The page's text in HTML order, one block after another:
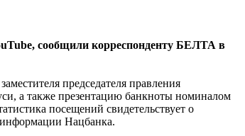
сообщили корреспонденту БЕЛТА в
председателя правления
а также презентацию банкноты номиналом
посещений свидетельствует о
Нацбанка.